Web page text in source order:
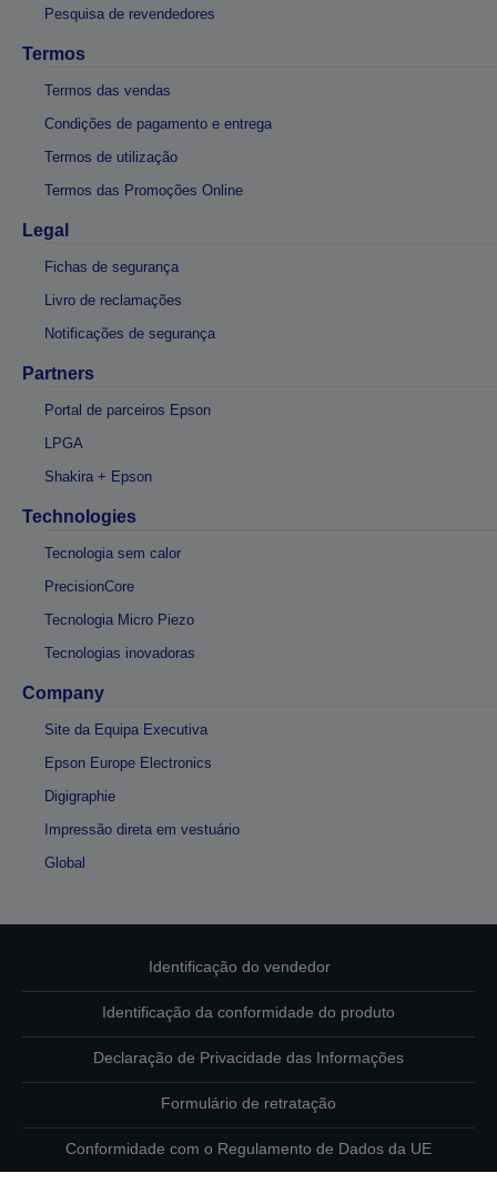
Pesquisa de revendedores
Termos
Termos das vendas
Condições de pagamento e entrega
Termos de utilização
Termos das Promoções Online
Legal
Fichas de segurança
Livro de reclamações
Notificações de segurança
Partners
Portal de parceiros Epson
LPGA
Shakira + Epson
Technologies
Tecnologia sem calor
PrecisionCore
Tecnologia Micro Piezo
Tecnologias inovadoras
Company
Site da Equipa Executiva
Epson Europe Electronics
Digigraphie
Impressão direta em vestuário
Global
Identificação do vendedor
Identificação da conformidade do produto
Declaração de Privacidade das Informações
Formulário de retratação
Conformidade com o Regulamento de Dados da UE